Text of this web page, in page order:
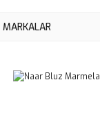
MARKALAR